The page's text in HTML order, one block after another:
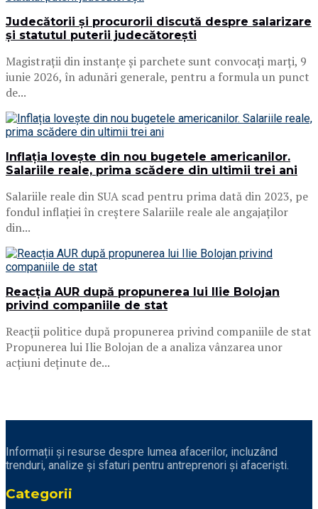
Judecătorii și procurorii discută despre salarizare
și statutul puterii judecătorești
Magistrații din instanțe și parchete sunt convocați marți, 9
iunie 2026, în adunări generale, pentru a formula un punct
de...
Inflația lovește din nou bugetele americanilor.
Salariile reale, prima scădere din ultimii trei ani
Salariile reale din SUA scad pentru prima dată din 2023, pe
fondul inflației în creștere Salariile reale ale angajaților
din...
Reacția AUR după propunerea lui Ilie Bolojan
privind companiile de stat
Reacții politice după propunerea privind companiile de stat
Propunerea lui Ilie Bolojan de a analiza vânzarea unor
acțiuni deținute de...
Informații și resurse despre lumea afacerilor, incluzând
trenduri, analize și sfaturi pentru antreprenori și afaceriști.
Categorii